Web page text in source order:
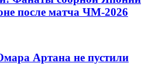
после матча ЧМ-2026
Артана не пустили